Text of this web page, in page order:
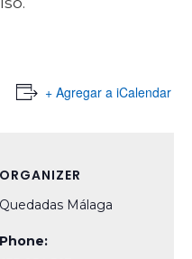
+ Agregar a iCalendar
ORGANIZER
Quedadas Málaga
Phone: